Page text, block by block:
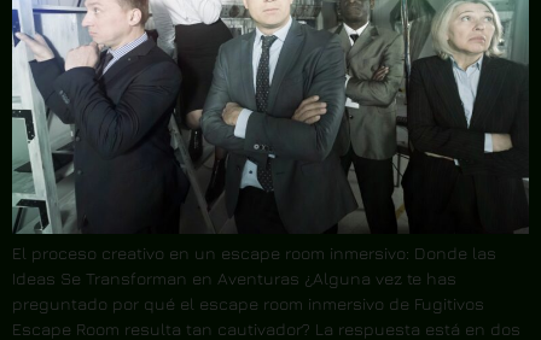
El proceso creativo en un escape room inmersivo: Donde las
Ideas Se Transforman en Aventuras ¿Alguna vez te has
preguntado por qué el escape room inmersivo de Fugitivos
Escape Room resulta tan cautivador? La respuesta está en dos